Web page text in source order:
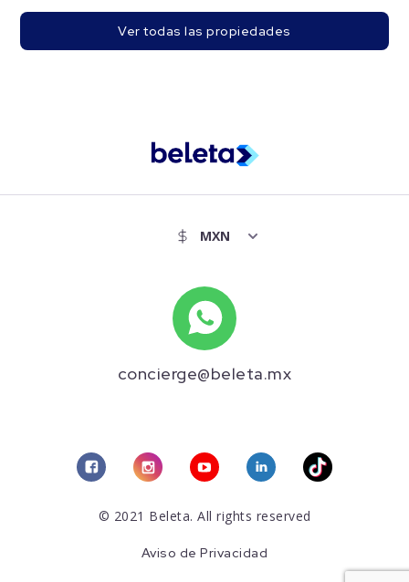
Ver todas las propiedades
concierge@beleta.mx
© 2021 Beleta. All rights reserved
Aviso de Privacidad